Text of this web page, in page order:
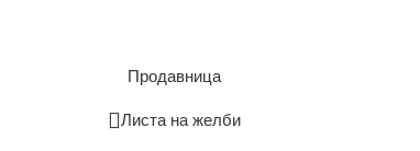
Продавница
Листа на желби